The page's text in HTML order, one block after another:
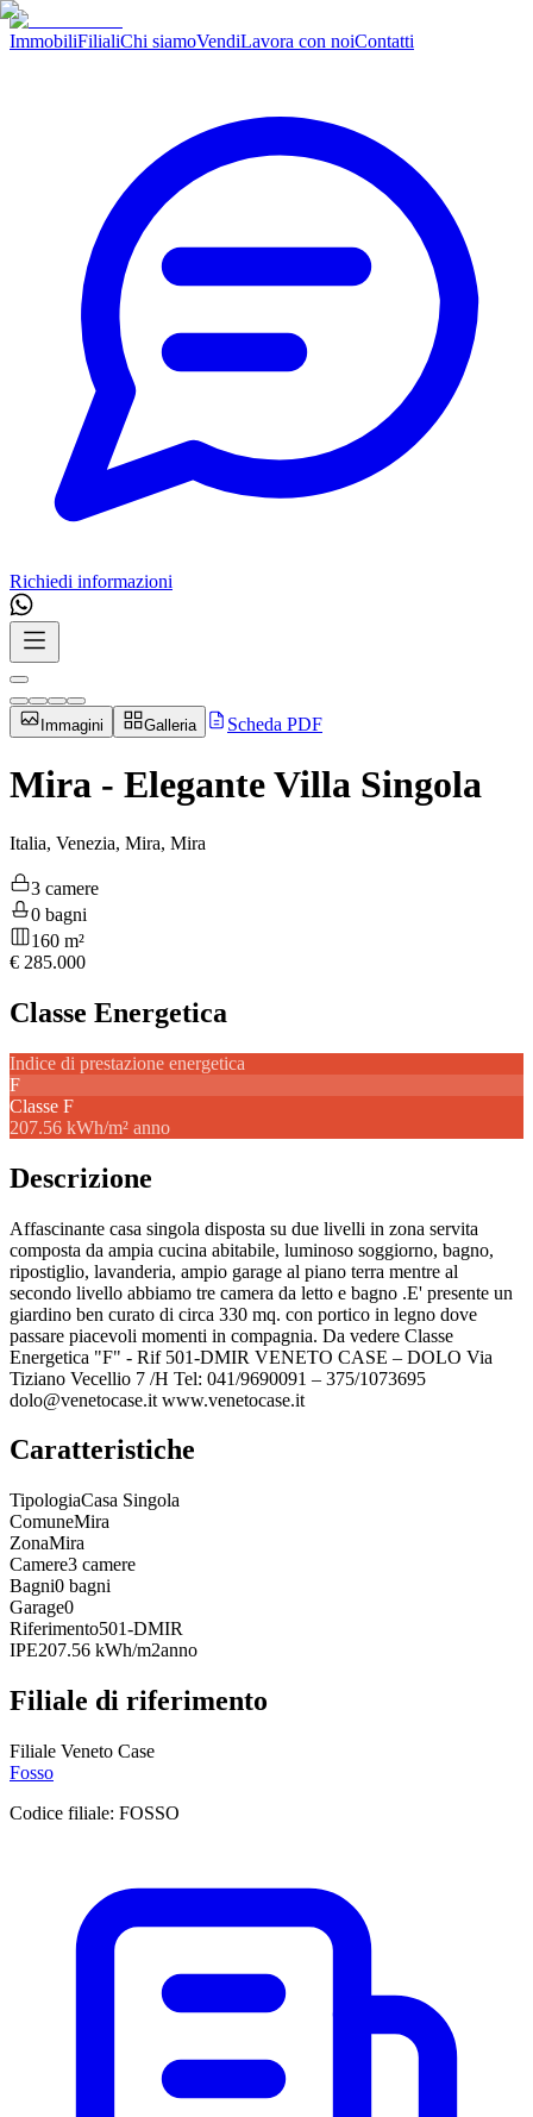
ImmobiliFilialiChi siamoVendiLavora con noiContatti
Richiedi informazioni
Immagini Galleria Scheda PDF
Mira - Elegante Villa Singola
Italia, Venezia, Mira, Mira
3 camere
0 bagni
160 m²
€ 285.000
Classe Energetica
Indice di prestazione energetica
F
Classe F
207.56 kWh/m² anno
Descrizione
Affascinante casa singola disposta su due livelli in zona servita
composta da ampia cucina abitabile, luminoso soggiorno, bagno,
ripostiglio, lavanderia, ampio garage al piano terra mentre al
secondo livello abbiamo tre camera da letto e bagno .E' presente un
giardino ben curato di circa 330 mq. con portico in legno dove
passare piacevoli momenti in compagnia. Da vedere Classe
Energetica "F" - Rif 501-DMIR VENETO CASE – DOLO Via
Tiziano Vecellio 7 /H Tel: 041/9690091 – 375/1073695
dolo@venetocase.it www.venetocase.it
Caratteristiche
TipologiaCasa Singola
ComuneMira
ZonaMira
Camere3 camere
Bagni0 bagni
Garage0
Riferimento501-DMIR
IPE207.56 kWh/m2anno
Filiale di riferimento
Filiale Veneto Case
Fosso
Codice filiale: FOSSO